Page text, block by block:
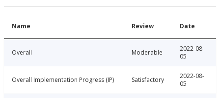
Name Review Date
Overall Moderable
2022-08-
05
Overall Implementation Progress (IP) Satisfactory
2022-08-
05